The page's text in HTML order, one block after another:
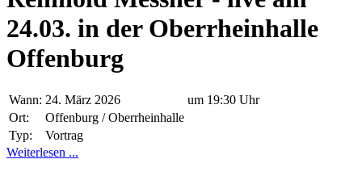
24.03. in der Oberrheinhalle
Offenburg
Wann: 24. März 2026
um 19:30 Uhr
Ort:
Offenburg / Oberrheinhalle
Typ:
Vortrag
Weiterlesen ...